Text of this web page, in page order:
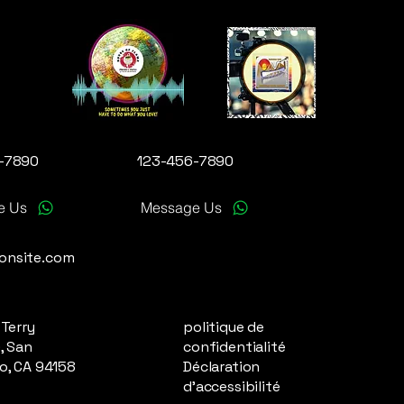
Us
123-456-7890
Message Us
San
CA 94158
politique de
confidentialité
Déclaration
d'accessibilité